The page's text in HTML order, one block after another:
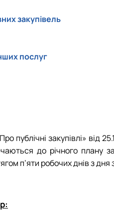
закупівель
послуг
публічні закупівлі» від
до річного
п’яти робочих днів з